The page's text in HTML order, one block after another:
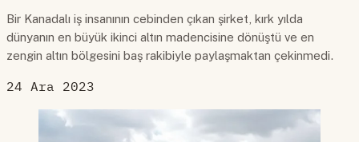
Bir Kanadalı iş insanının cebinden çıkan şirket, kırk yılda
dünyanın en büyük ikinci altın madencisine dönüştü ve en
zengin altın bölgesini baş rakibiyle paylaşmaktan çekinmedi.
24 Ara 2023